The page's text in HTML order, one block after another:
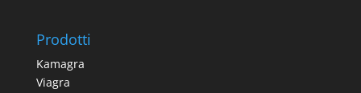
Prodotti
Kamagra
Viagra